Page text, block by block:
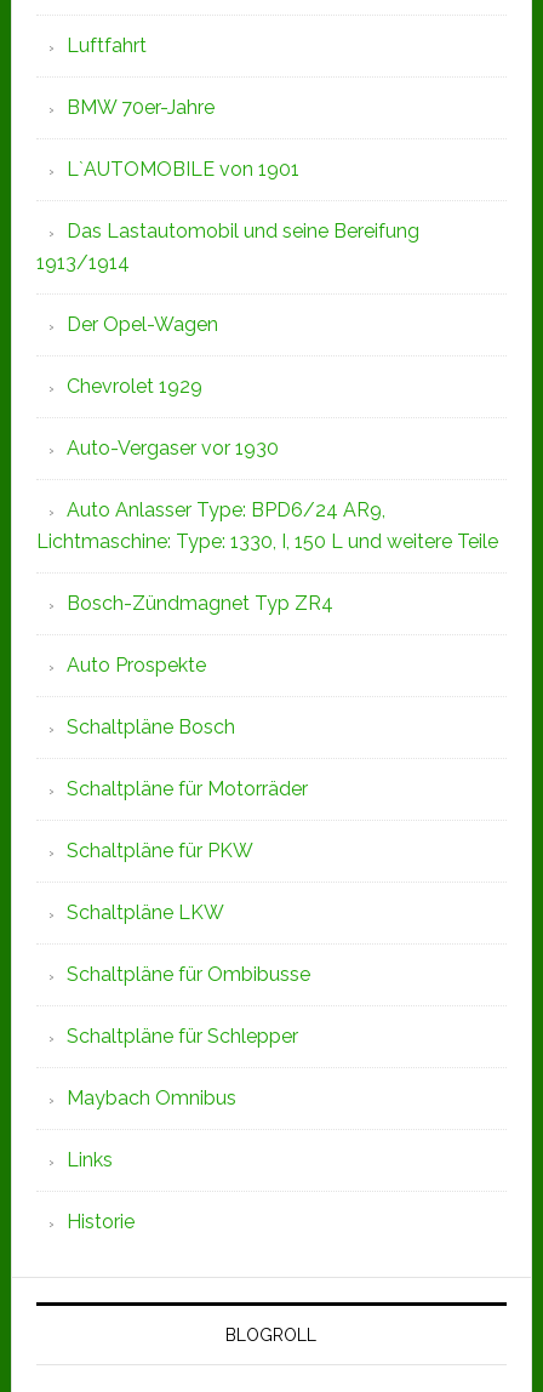
Luftfahrt
BMW 70er-Jahre
L`AUTOMOBILE von 1901
Das Lastautomobil und seine Bereifung
1913/1914
Der Opel-Wagen
Chevrolet 1929
Auto-Vergaser vor 1930
Auto Anlasser Type: BPD6/24 AR9,
Lichtmaschine: Type: 1330, I, 150 L und weitere Teile
Bosch-Zündmagnet Typ ZR4
Auto Prospekte
Schaltpläne Bosch
Schaltpläne für Motorräder
Schaltpläne für PKW
Schaltpläne LKW
Schaltpläne für Ombibusse
Schaltpläne für Schlepper
Maybach Omnibus
Links
Historie
BLOGROLL